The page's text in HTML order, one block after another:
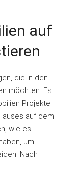
auf
die in den
möchten. Es
Projekte
auf dem
wie es
um
Nach